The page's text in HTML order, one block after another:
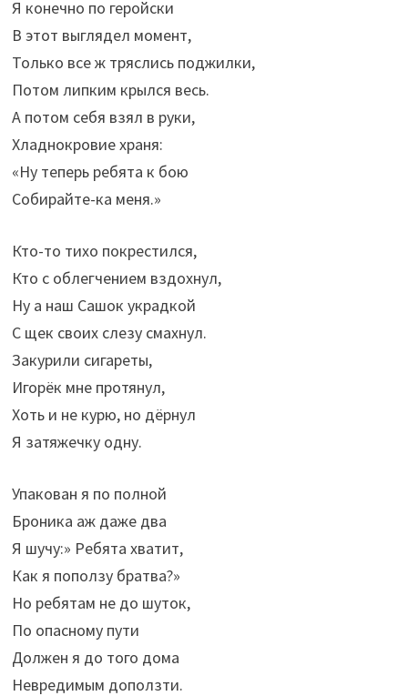
Я конечно по геройски
В этот выглядел момент,
Только все ж тряслись поджилки,
Потом липким крылся весь.
А потом себя взял в руки,
Хладнокровие храня:
«Ну теперь ребята к бою
Собирайте-ка меня.»
Кто-то тихо покрестился,
Кто с облегчением вздохнул,
Ну а наш Сашок украдкой
С щек своих слезу смахнул.
Закурили сигареты,
Игорёк мне протянул,
Хоть и не курю, но дёрнул
Я затяжечку одну.
Упакован я по полной
Броника аж даже два
Я шучу:» Ребята хватит,
Как я поползу братва?»
Но ребятам не до шуток,
По опасному пути
Должен я до того дома
Невредимым доползти.